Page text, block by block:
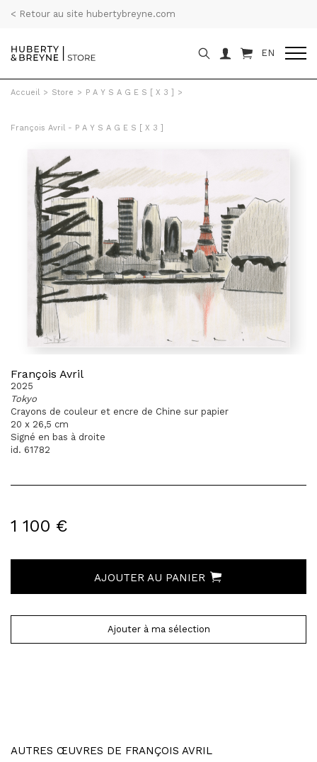
< Retour au site hubertybreyne.com
EN
Accueil > Store > P A Y S A G E S [ X 3 ] >
François Avril - P A Y S A G E S [ X 3 ]
François Avril
2025
Tokyo
Crayons de couleur et encre de Chine sur papier
20 x 26,5 cm
Signé en bas à droite
id. 61782
1 100 €
AJOUTER AU PANIER
Ajouter à ma sélection
AUTRES ŒUVRES DE FRANÇOIS AVRIL